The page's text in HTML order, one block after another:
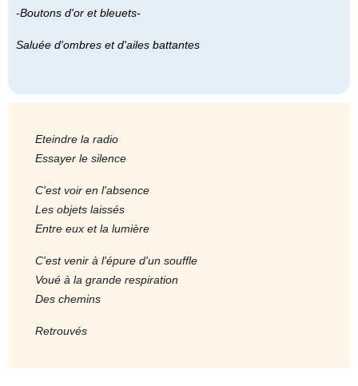
-Boutons d'or et bleuets-
Saluée d'ombres et d'ailes battantes
Eteindre la radio
Essayer le silence
C'est voir en l'absence
Les objets laissés
Entre eux et la lumière
C'est venir à l'épure d'un souffle
Voué à la grande respiration
Des chemins
Retrouvés